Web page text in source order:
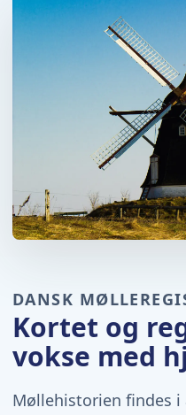
DANSK
Kortet og
vokse med
Møllehistorien findes i